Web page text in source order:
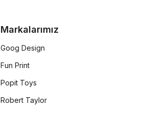
Markalarımız
Goog Design
Fun Print
Popit Toys
Robert Taylor